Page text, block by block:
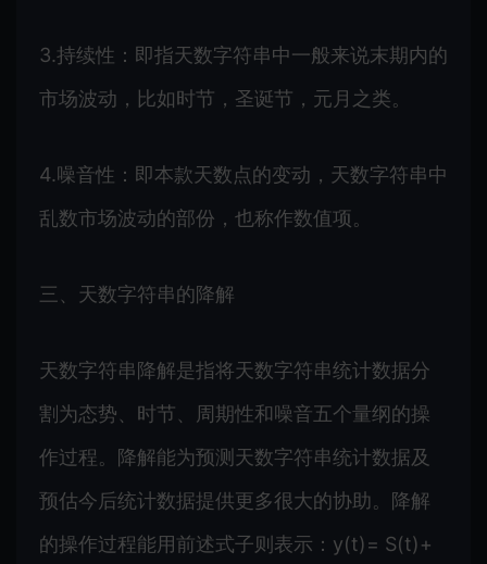
3.持续性：即指天数字符串中一般来说末期内的
市场波动，比如时节，圣诞节，元月之类。
4.噪音性：即本款天数点的变动，天数字符串中
乱数市场波动的部份，也称作数值项。
三、天数字符串的降解
天数字符串降解是指将天数字符串统计数据分
割为态势、时节、周期性和噪音五个量纲的操
作过程。降解能为预测天数字符串统计数据及
预估今后统计数据提供更多很大的协助。降解
的操作过程能用前述式子则表示：y(t)= S(t)+